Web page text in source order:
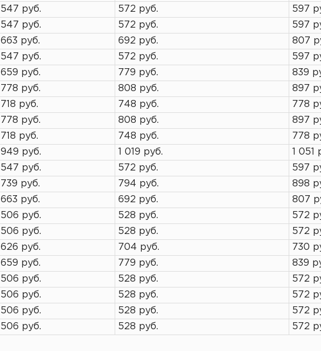
547 руб. 572 руб. 597
547 руб. 572 руб. 597
663 руб. 692 руб. 807
547 руб. 572 руб. 597
659 руб. 779 руб. 839
778 руб. 808 руб. 897
718 руб. 748 руб. 778
778 руб. 808 руб. 897
718 руб. 748 руб. 778
949 руб. 1 019 руб. 1 051
547 руб. 572 руб. 597
739 руб. 794 руб. 898
663 руб. 692 руб. 807
506 руб. 528 руб. 572
506 руб. 528 руб. 572
626 руб. 704 руб. 730
659 руб. 779 руб. 839
506 руб. 528 руб. 572
506 руб. 528 руб. 572
506 руб. 528 руб. 572
506 руб. 528 руб. 572